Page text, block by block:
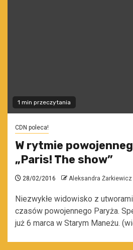
1 min przeczytania
CDN poleca!
W rytmie
„Paris! The show”
28/02/2016 Aleksandra Żarkiewicz
Niezwykłe widowisko z
czasów powojennego Paryża.
już 6 marca w Starym Maneżu.